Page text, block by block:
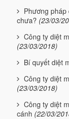
Phương
chưa? (23/03/
Công ty diệt
(23/03/2018)
Bí quyết diệt
Công ty diệt
(23/03/2018)
Công ty diệt
cánh (22/03/